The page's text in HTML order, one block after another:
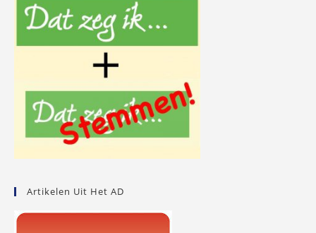
Artikelen Uit Het AD